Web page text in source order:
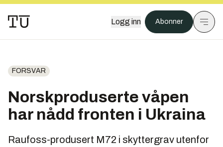
Logg inn Abonner
FORSVAR
Norskproduserte våpen
har nådd fronten i Ukraina
Raufoss-produsert M72 i skyttergrav utenfor